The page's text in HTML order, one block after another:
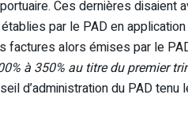
Ces dernières disaient
par le PAD en
factures alors émises par le
à 350% au titre du premier
d’administration du PAD tenu